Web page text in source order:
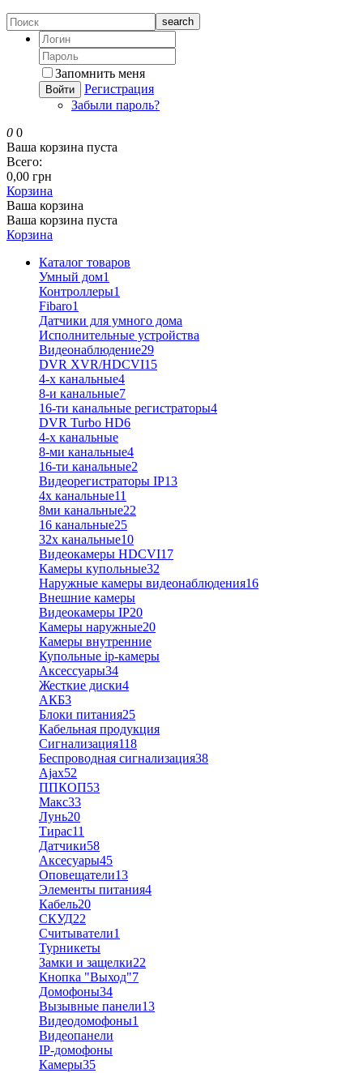
search
Запомнить меня
Войти
Регистрация
Забыли пароль?
0 0
Ваша корзина пуста
Всего:
0,00 грн
Корзина
Ваша корзина
Ваша корзина пуста
Корзина
Каталог товаров
Умный дом1
Контроллеры1
Fibaro1
Датчики для умного дома
Исполнительные устройства
Видеонаблюдение29
DVR XVR/HDCVI15
4-x канальные4
8-и канальные7
16-ти канальные регистраторы4
DVR Turbo HD6
4-х канальные
8-ми канальные4
16-ти канальные2
Видеорегистраторы IP13
4х канальные11
8ми канальные22
16 канальные25
32x канальные10
Видеокамеры HDCVI17
Камеры купольные32
Наружные камеры видеонаблюдения16
Внешние камеры
Видеокамеры IP20
Камеры наружные20
Камеры внутренние
Купольные ip-камеры
Аксессуары34
Жесткие диски4
АКБ3
Блоки питания25
Кабельная продукция
Сигнализация118
Беспроводная сигнализация38
Ajax52
ППКОП53
Макс33
Лунь20
Тирас11
Датчики58
Аксесуары45
Оповещатели13
Элементы питания4
Кабель20
СКУД22
Считыватели1
Турникеты
Замки и защелки22
Кнопка "Выход"7
Домофоны34
Вызывные панели13
Видеодомофоны1
Видеопанели
IP-домофоны
Камеры35